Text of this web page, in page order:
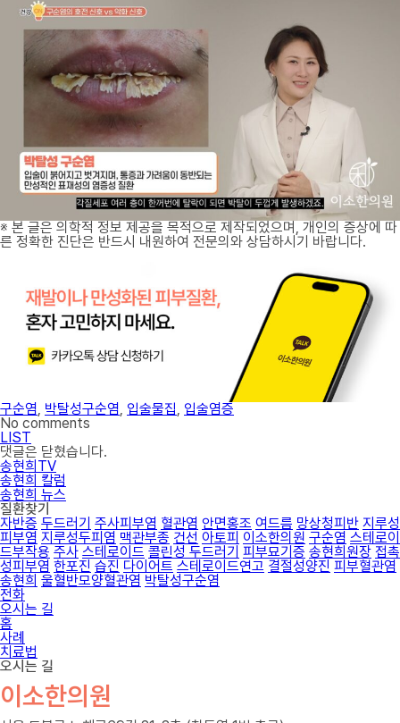
※ 본 글은 의학적 정보 제공을 목적으로 제작되었으며, 개인의 증상에 따
른 정확한 진단은 반드시 내원하여 전문의와 상담하시기 바랍니다.
구순염, 박탈성구순염, 입술물집, 입술염증
No comments
LIST
댓글은 닫혔습니다.
송현희TV
송현희 칼럼
송현희 뉴스
질환찾기
자반증 두드러기 주사피부염 혈관염 안면홍조 여드름 망상청피반 지루성
피부염 지루성두피염 맥관부종 건선 아토피 이소한의원 구순염 스테로이
드부작용 주사 스테로이드 콜린성 두드러기 피부묘기증 송현희원장 접촉
성피부염 한포진 습진 다이어트 스테로이드연고 결절성양진 피부혈관염
송현희 울혈반모양혈관염 박탈성구순염
전화
오시는 길
홈
사례
치료법
오시는 길
이소한의원